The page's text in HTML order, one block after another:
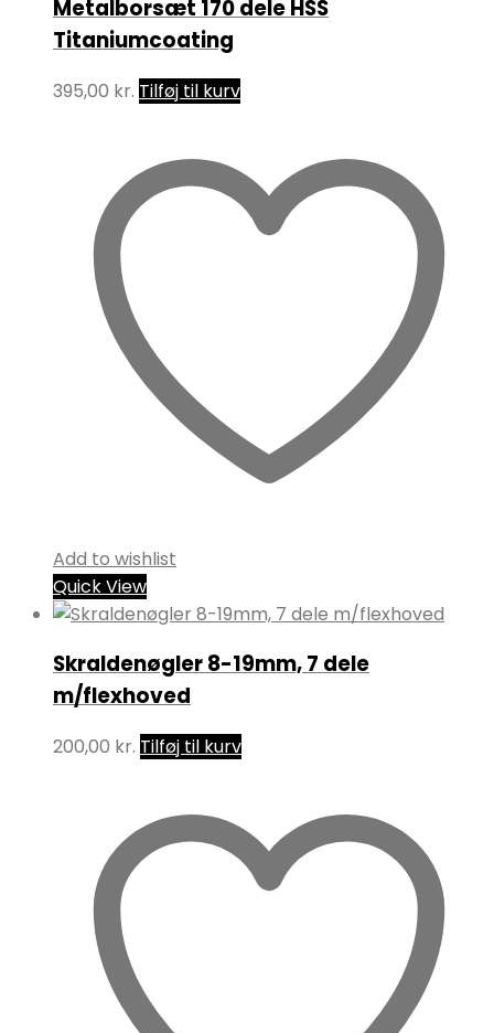
Metalborsæt 170 dele HSS
Titaniumcoating
395,00 kr. Tilføj til kurv
Add to wishlist
Quick View
Skraldenøgler 8-19mm, 7 dele
m/flexhoved
200,00 kr. Tilføj til kurv